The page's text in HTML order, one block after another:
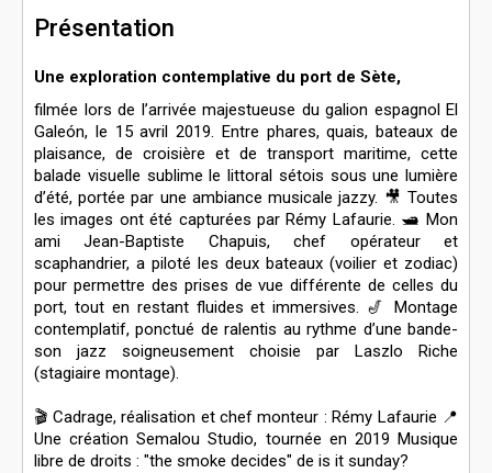
Présentation
Une exploration contemplative du port de Sète,
filmée lors de l’arrivée majestueuse du galion espagnol El
Galeón, le 15 avril 2019. Entre phares, quais, bateaux de
plaisance, de croisière et de transport maritime, cette
balade visuelle sublime le littoral sétois sous une lumière
d’été, portée par une ambiance musicale jazzy. 🎥 Toutes
les images ont été capturées par Rémy Lafaurie. 🛥️ Mon
ami Jean-Baptiste Chapuis, chef opérateur et
scaphandrier, a piloté les deux bateaux (voilier et zodiac)
pour permettre des prises de vue différente de celles du
port, tout en restant fluides et immersives. 🎷 Montage
contemplatif, ponctué de ralentis au rythme d’une bande-
son jazz soigneusement choisie par Laszlo Riche
(stagiaire montage).
🎬 Cadrage, réalisation et chef monteur : Rémy Lafaurie 📍
Une création Semalou Studio, tournée en 2019 Musique
libre de droits : "the smoke decides" de is it sunday?